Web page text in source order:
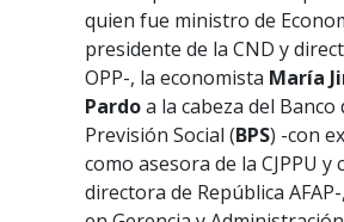
quien fue ministro de
presidente de la CND y
OPP-, la economista María
Pardoa la cabeza del Banco
Previsión Social (BPS) -con
como asesora de la CJPPU y
directora de República